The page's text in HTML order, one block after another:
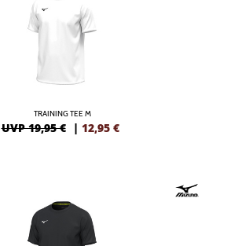
TRAINING TEE M
UVP 19,95 € | 12,95 €